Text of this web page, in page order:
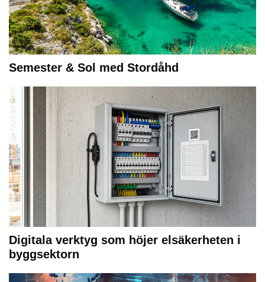
Semester & Sol med Stordåhd
Digitala verktyg som höjer elsäkerheten i
byggsektorn